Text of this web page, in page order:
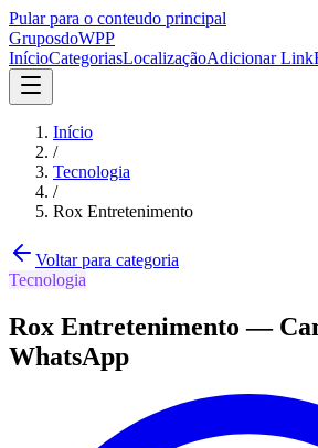
Pular para o conteudo principal
GruposdoWPP
InícioCategoriasLocalizaçãoAdicionar Link
Início
/
Tecnologia
/
Rox Entretenimento
Voltar para categoria
Tecnologia
Rox Entretenimento —
WhatsApp